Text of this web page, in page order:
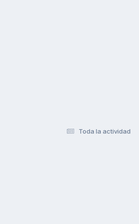
Toda la actividad